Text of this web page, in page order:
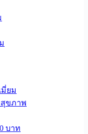
ยม
ขภาพ
บาท